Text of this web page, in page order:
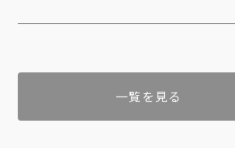
一覧を見る